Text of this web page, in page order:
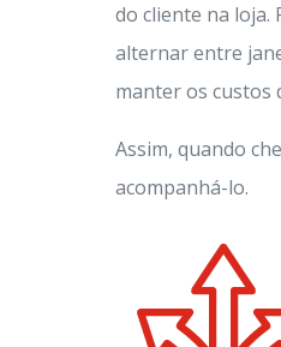
do cliente na loja.
alternar entre
manter os custos
Assim, quando
acompanhá-lo.